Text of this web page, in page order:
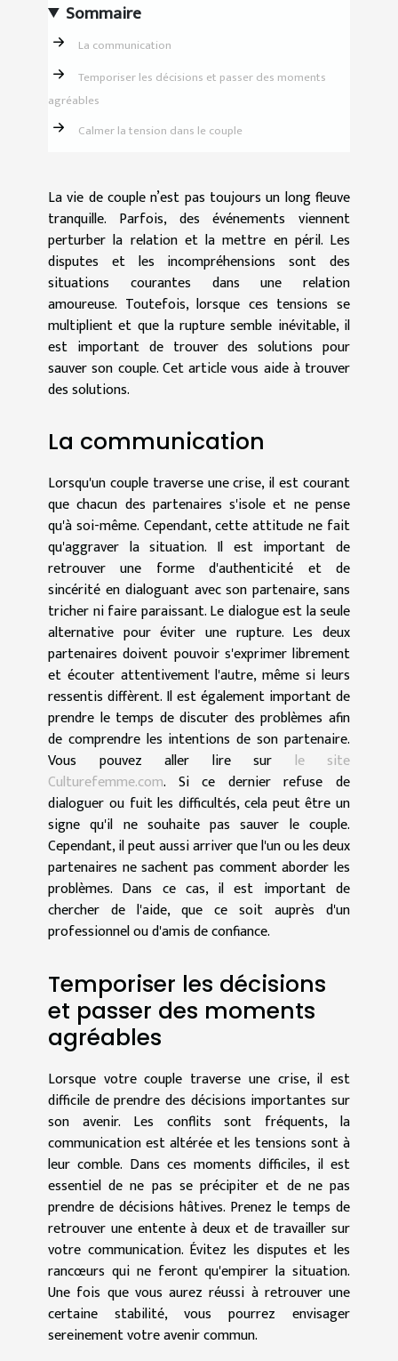
Sommaire
La communication
Temporiser les décisions et passer des moments
agréables
Calmer la tension dans le couple
La vie de couple n’est pas toujours un long fleuve
tranquille. Parfois, des événements viennent
perturber la relation et la mettre en péril. Les
disputes et les incompréhensions sont des
situations courantes dans une relation
amoureuse. Toutefois, lorsque ces tensions se
multiplient et que la rupture semble inévitable, il
est important de trouver des solutions pour
sauver son couple. Cet article vous aide à trouver
des solutions.
La communication
Lorsqu'un couple traverse une crise, il est courant
que chacun des partenaires s'isole et ne pense
qu'à soi-même. Cependant, cette attitude ne fait
qu'aggraver la situation. Il est important de
retrouver une forme d'authenticité et de
sincérité en dialoguant avec son partenaire, sans
tricher ni faire paraissant. Le dialogue est la seule
alternative pour éviter une rupture. Les deux
partenaires doivent pouvoir s'exprimer librement
et écouter attentivement l'autre, même si leurs
ressentis diffèrent. Il est également important de
prendre le temps de discuter des problèmes afin
de comprendre les intentions de son partenaire.
Vous pouvez aller lire sur le site
Culturefemme.com. Si ce dernier refuse de
dialoguer ou fuit les difficultés, cela peut être un
signe qu'il ne souhaite pas sauver le couple.
Cependant, il peut aussi arriver que l'un ou les deux
partenaires ne sachent pas comment aborder les
problèmes. Dans ce cas, il est important de
chercher de l'aide, que ce soit auprès d'un
professionnel ou d'amis de confiance.
Temporiser les décisions
et passer des moments
agréables
Lorsque votre couple traverse une crise, il est
difficile de prendre des décisions importantes sur
son avenir. Les conflits sont fréquents, la
communication est altérée et les tensions sont à
leur comble. Dans ces moments difficiles, il est
essentiel de ne pas se précipiter et de ne pas
prendre de décisions hâtives. Prenez le temps de
retrouver une entente à deux et de travailler sur
votre communication. Évitez les disputes et les
rancœurs qui ne feront qu'empirer la situation.
Une fois que vous aurez réussi à retrouver une
certaine stabilité, vous pourrez envisager
sereinement votre avenir commun.